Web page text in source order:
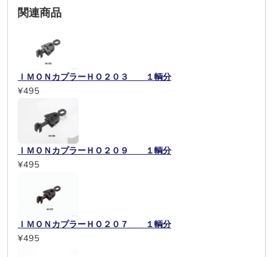
関連商品
ＩＭＯＮカプラーＨＯ２０３ １輌分
¥495
ＩＭＯＮカプラーＨＯ２０９ １輌分
¥495
ＩＭＯＮカプラーＨＯ２０７ １輌分
¥495